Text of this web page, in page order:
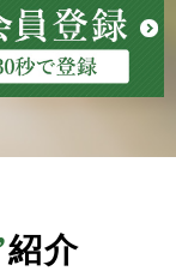
紹介